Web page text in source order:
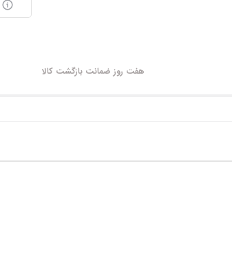
هفت روز ضمانت بازگشت کالا